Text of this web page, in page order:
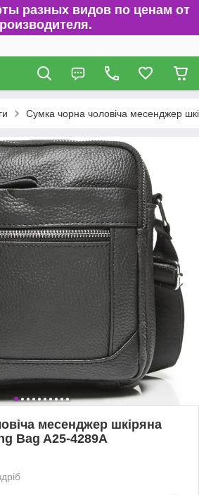
разных видов по ценам от
Сумка чорна чоловіча месенджер
месенджер шкіряна
Bag A25-4289A